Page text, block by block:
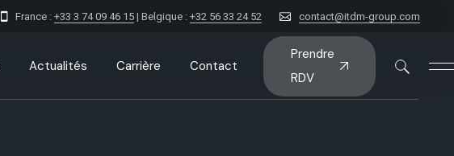
France :+33 3 74 09 46 15| Belgique :+32 56 33 24 52 contact@itdm-group.com
Actualités Carrière Contact
Prendre
RDV